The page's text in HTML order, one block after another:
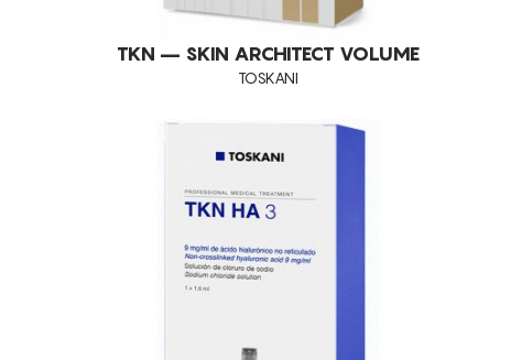
TOSKANI ADVANCED
COSMECÊUTICOS
DIET
MESOTERAPIA
PEELINGS
TKN – SKIN ARCHITECT VOLUME
TOSKANI